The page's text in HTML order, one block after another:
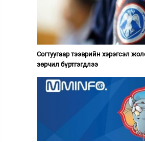
Согтуугаар тээврийн хэрэгсэл
зөрчил бүртгэгдлээ